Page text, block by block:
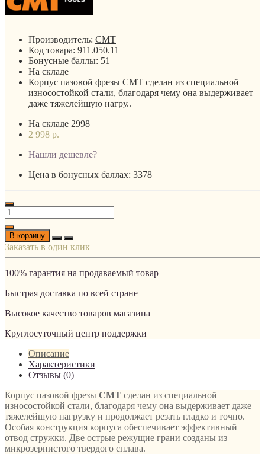
Производитель: CMT
Код товара: 911.050.11
Бонусные баллы: 51
На складе
Корпус пазовой фрезы CMT сделан из специальной
износостойкой стали, благодаря чему она выдерживает
даже тяжелейшую нагру..
На складе 2998
2 998 р.
Нашли дешевле?
Цена в бонусных баллах: 3378
В корзину
Заказать в один клик
100% гарантия на продаваемый товар
Быстрая доставка по всей стране
Высокое качество товаров магазина
Круглосуточный центр поддержки
Описание
Характеристики
Отзывы (0)
Корпус пазовой фрезы CMT сделан из специальной
износостойкой стали, благодаря чему она выдерживает даже
тяжелейшую нагрузку и продолжает резать гладко и точно.
Особая конструкция корпуса обеспечивает эффективный
отвод стружки. Две острые режущие грани созданы из
микрозернистого твердого сплава.